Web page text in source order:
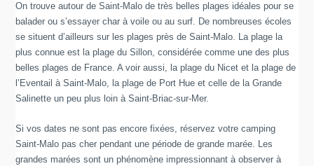
On trouve autour de Saint-Malo de très belles plages idéales pour se
balader ou s’essayer char à voile ou au surf. De nombreuses écoles
se situent d’ailleurs sur les plages près de Saint-Malo. La plage la
plus connue est la plage du Sillon, considérée comme une des plus
belles plages de France. A voir aussi, la plage du Nicet et la plage de
l’Eventail à Saint-Malo, la plage de Port Hue et celle de la Grande
Salinette un peu plus loin à Saint-Briac-sur-Mer.
Si vos dates ne sont pas encore fixées, réservez votre camping
Saint-Malo pas cher pendant une période de grande marée. Les
grandes marées sont un phénomène impressionnant à observer à